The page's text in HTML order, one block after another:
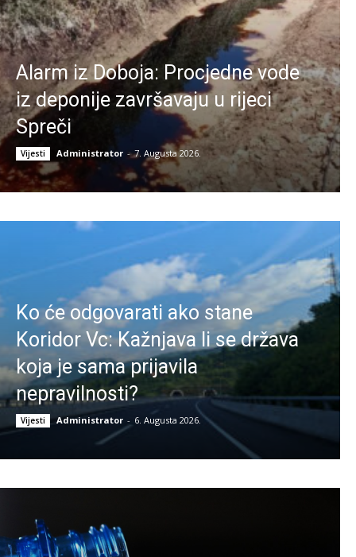
Alarm iz Doboja: Procjedne vode
iz deponije završavaju u rijeci
Spreči
Vijesti Administrator - 7. Augusta 2026.
Ko će odgovarati ako stane
Koridor Vc: Kažnjava li se država
koja je sama prijavila
nepravilnosti?
Vijesti Administrator - 6. Augusta 2026.